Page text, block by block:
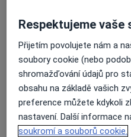
Dostupnost
Na této adrese online
Co mám v takové situaci
Způsoby platby
Na teto adrese lékař
Detaily
Respektujeme vaše
Přijetím povolujete nám a
soubory cookie (nebo
shromažďování údajů pro
obsahu na základě vašich
preference můžete kdykoli
nastavení. Další informace
soukromí a souborů cookie.